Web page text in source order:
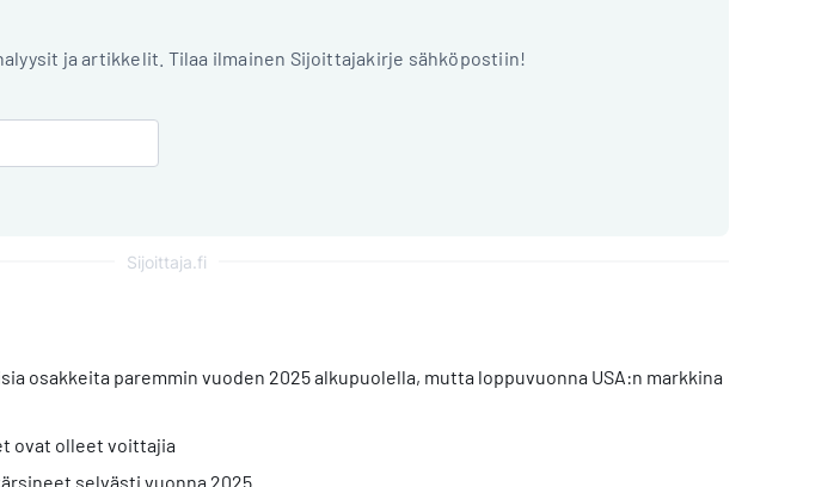
ja artikkelit. Tilaa ilmainen Sijoittajakirje sähköpostiin!
Sijoittaja.fi
osakkeita paremmin vuoden 2025 alkupuolella, mutta loppuvuonna USA:n markkina
ovat olleet voittajia
selvästi vuonna 2025